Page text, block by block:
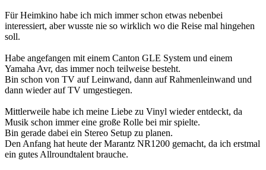
Für Heimkino habe ich mich immer schon etwas nebenbei
interessiert, aber wusste nie so wirklich wo die Reise mal hingehen
soll.
Habe angefangen mit einem Canton GLE System und einem
Yamaha Avr, das immer noch teilweise besteht.
Bin schon von TV auf Leinwand, dann auf Rahmenleinwand und
dann wieder auf TV umgestiegen.
Mittlerweile habe ich meine Liebe zu Vinyl wieder entdeckt, da
Musik schon immer eine große Rolle bei mir spielte.
Bin gerade dabei ein Stereo Setup zu planen.
Den Anfang hat heute der Marantz NR1200 gemacht, da ich erstmal
ein gutes Allroundtalent brauche.